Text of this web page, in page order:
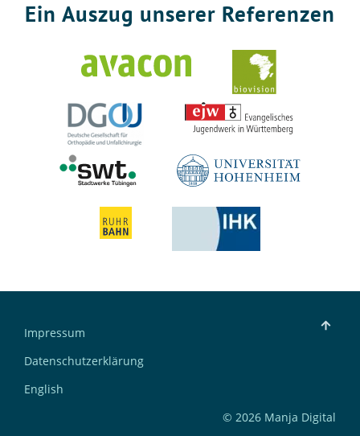
Ein Auszug unserer Referenzen
Impressum
Datenschutzerklärung
English
© 2026 Manja Digital